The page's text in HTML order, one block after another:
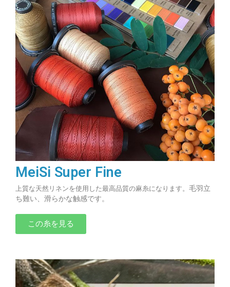
MeiSi Super Fine
上質な天然リネンを使用した最高品質の麻糸になります。 毛羽立
ち難い、滑らかな触感です。
この糸を見る